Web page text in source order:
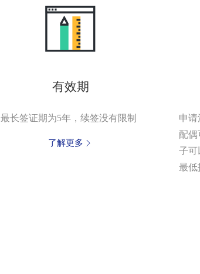
有效期
最长签证期为5年，续签没有限制
了解更多
申请
配偶
子可
最低